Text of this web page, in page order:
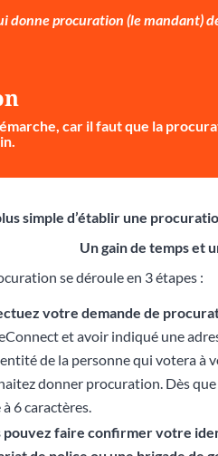
donne procuration (le mandant)
, car il faut que la
simple d’établir une
Un gain de temps et
se déroule en 3 étapes :
votre demande de
et avoir indiqué une
de la personne qui votera à
donner procuration. Dès
6 caractères.
pouvez faire confirmer votre